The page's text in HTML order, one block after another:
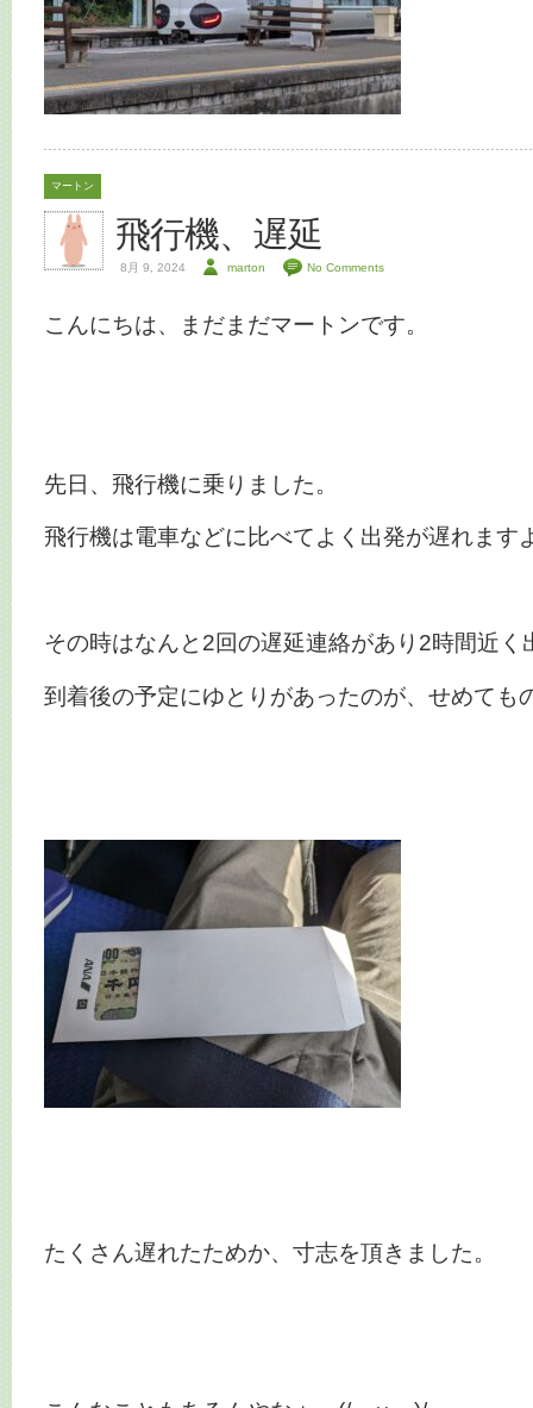
マートン
飛行機、遅延
8月 9, 2024 marton No Comments
こんにちは、まだまだマートンです。
先日、飛行機に乗りました。
飛行機は電車などに比べてよく出発が遅れます
その時はなんと2回の遅延連絡があり2時間近く
到着後の予定にゆとりがあったのが、せめても
たくさん遅れたためか、寸志を頂きました。